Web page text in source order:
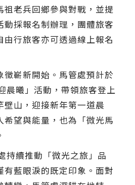
祖老兵回鄉參與對戰，並提
動採報名制辦理，團體旅客
由行旅客亦可透過線上報名
徵嶄新開始。馬管處預計於
晨曦」活動，帶領旅客登上
山，迎接新年第一道晨
希望與能量，也為「微光馬
持續推動「微光之旅」品
有藍眼淚的既定印象。面對